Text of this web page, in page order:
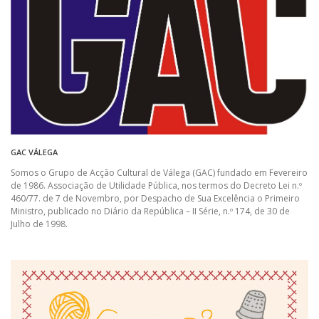
GAC VÁLEGA
Somos o Grupo de Acção Cultural de Válega (GAC) fundado em Fevereiro
de 1986. Associação de Utilidade Pública, nos termos do Decreto Lei n.º
460/77. de 7 de Novembro, por Despacho de Sua Excelência o Primeiro
Ministro, publicado no Diário da República – II Série, n.º 174, de 30 de
Julho de 1998.